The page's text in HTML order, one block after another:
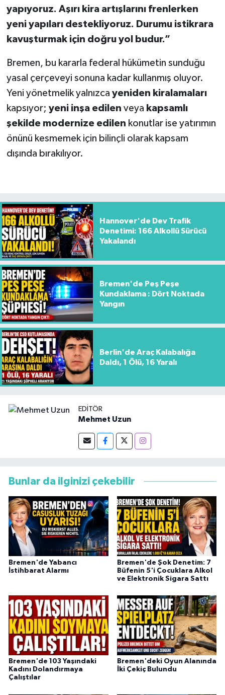
yapıyoruz. Aşırı kira artışlarını frenlerken
yeni yapıları destekliyoruz. Durumu istikrara
kavuşturmak için doğru yol budur.”
Bremen, bu kararla federal hükümetin sunduğu
yasal çerçeveyi sonuna kadar kullanmış oluyor.
Yeni yönetmelik yalnızca yeniden kiralamaları
kapsıyor; yeni inşa edilen veya kapsamlı
şekilde modernize edilen konutlar ise yatırımın
önünü kesmemek için bilinçli olarak kapsam
dışında bırakılıyor.
Hannover'de Dev Trafik
Denetimi: 166 Alkollü Sürücü
Yakalandı
Bremen'de Peş Peşe
Kundaklama : Dört Noktada
Yangın
Berlin'de Araç Kalabalığa
Daldı, 1 Ölü, 16 Yaralı
EDITÖR
Mehmet Uzun
Bunlar da ilginizi çekebilir
Bremen'de Yabancı
İstihbarat Alarmı
Bremen'de Şok Denetim: 7
Büfenin 5'i Çocuklara Alkol
ve Elektronik Sigara Sattı
Bremen'de 103 Yaşındaki
Kadını Dolandırmaya
Çalıştılar
Bremen'deki Oyun Alanında
İki Çekiç Bulundu